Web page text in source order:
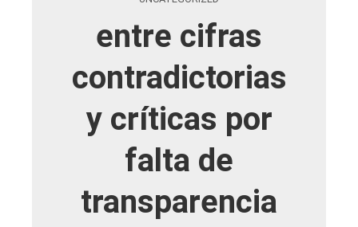
entre cifras
contradictorias
y críticas por
falta de
transparencia